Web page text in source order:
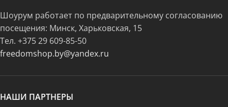
Шоурум работает по предварительному согласованию
посещения: Минск, Харьковская, 15
Тел. +375 29 609-85-50
freedomshop.by@yandex.ru
НАШИ ПАРТНЕРЫ